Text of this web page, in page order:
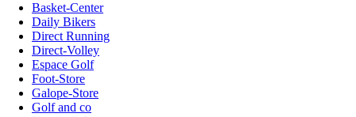
Basket-Center
Daily Bikers
Direct Running
Direct-Volley
Espace Golf
Foot-Store
Galope-Store
Golf and co